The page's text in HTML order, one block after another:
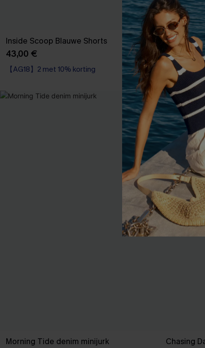
Inside Scoop Blauwe Shorts
43,00 €
【AG18】2 met 10% korting
37,00 €
【AG18】2
Morning Tide denim minijurk Chasing